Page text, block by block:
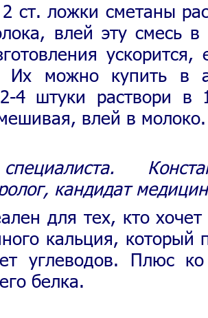
ст. ложки сметаны
влей эту смесь в
Их можно купить в
4 штуки раствори в
влей в молоко.
кандидат
для тех, кто
кальция,
углеводов. Плюс
белка.